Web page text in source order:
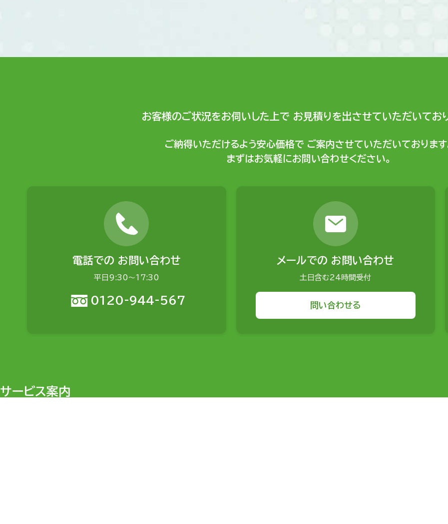
お客様のご状況をお伺いした上で お見積りを出させていただいており
ご納得いただけるよう安心価格で ご案内させていただいております
まずはお気軽にお問い合わせください。
電話での お問い合わせ
平日9:30〜17:30
0120-944-567
メールでの お問い合わせ
土日含む24時間受付
問い合わせる
サービス案内